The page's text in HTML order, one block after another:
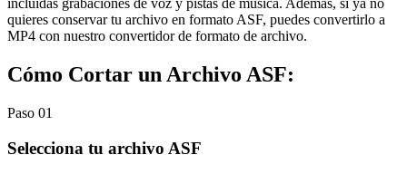
incluidas grabaciones de voz y pistas de música. Además, si ya no
quieres conservar tu archivo en formato ASF, puedes convertirlo a
MP4 con nuestro convertidor de formato de archivo.
Cómo Cortar un Archivo ASF:
Paso 01
Selecciona tu archivo ASF